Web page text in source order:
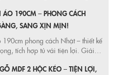
giá ưu đãi trên Shopee.
đãi cực hời ngay hôm nay!
ÁO 190CM – PHONG CÁCH
SANG XỊN MỊN!
190cm phong cách Nhật – thiết kế
tích hợp tủ vải tiện lợi. Giải
dẫn trên Shopee & Lazada!
MDF 2 HỘC KÉO – TIỆN LỢI,